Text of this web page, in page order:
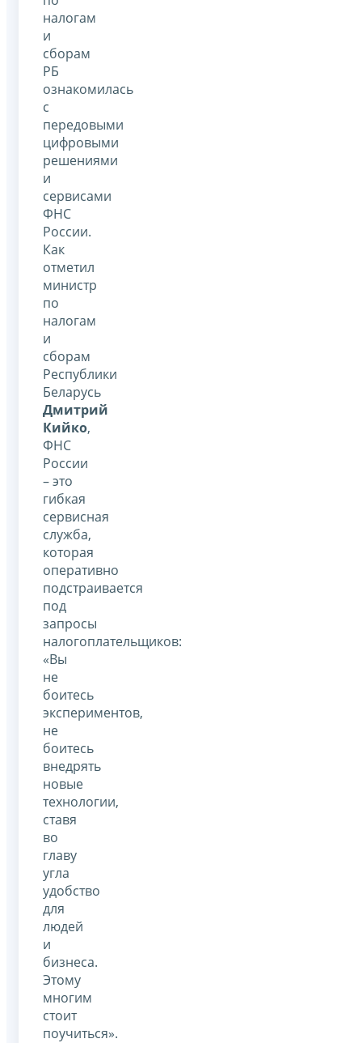
налогам
и
сборам
РБ
ознакомилась
с
передовыми
цифровыми
решениями
и
сервисами
ФНС
России.
Как
отметил
министр
по
налогам
и
сборам
Республики
Беларусь
Дмитрий
Кийко,
ФНС
России
– это
гибкая
сервисная
служба,
которая
оперативно
подстраивается
под
запросы
налогоплательщиков:
«Вы
не
боитесь
экспериментов,
не
боитесь
внедрять
новые
технологии,
ставя
во
главу
угла
удобство
для
людей
и
бизнеса.
Этому
многим
стоит
поучиться».